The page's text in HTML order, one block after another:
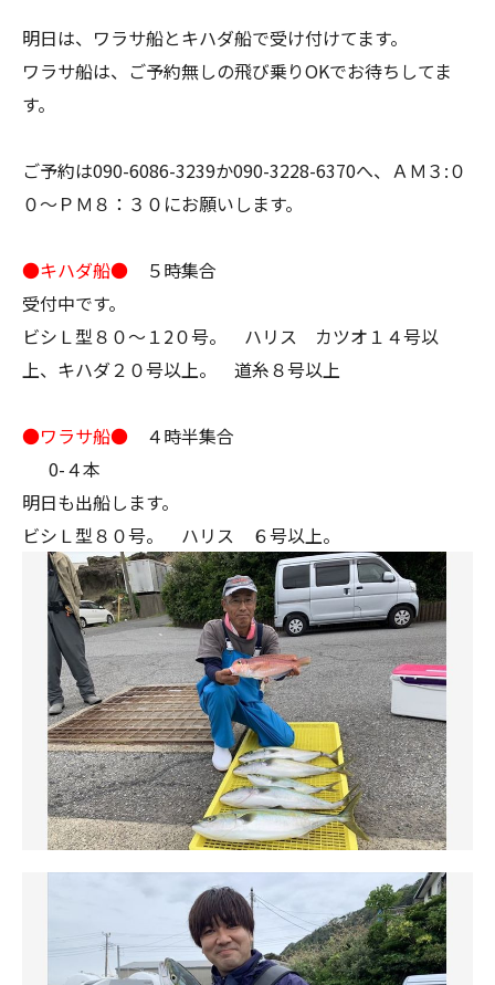
明日は、ワラサ船とキハダ船で受け付けてます。
ワラサ船は、ご予約無しの飛び乗りOKでお待ちしてま
す。
ご予約は090-6086-3239か090-3228-6370へ、ＡＭ３:０
０～ＰＭ８：３０にお願いします。
●キハダ船● ５時集合
受付中です。
ビシＬ型８０～１2０号。 ハリス カツオ１４号以
上、キハダ２０号以上。 道糸８号以上
●ワラサ船● ４時半集合
0-４本
明日も出船します。
ビシＬ型８０号。 ハリス ６号以上。